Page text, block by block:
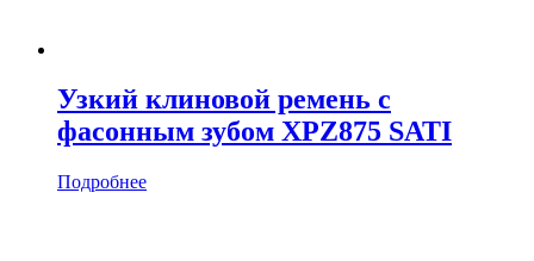
Узкий клиновой ремень с
фасонным зубом XPZ875 SATI
Подробнее